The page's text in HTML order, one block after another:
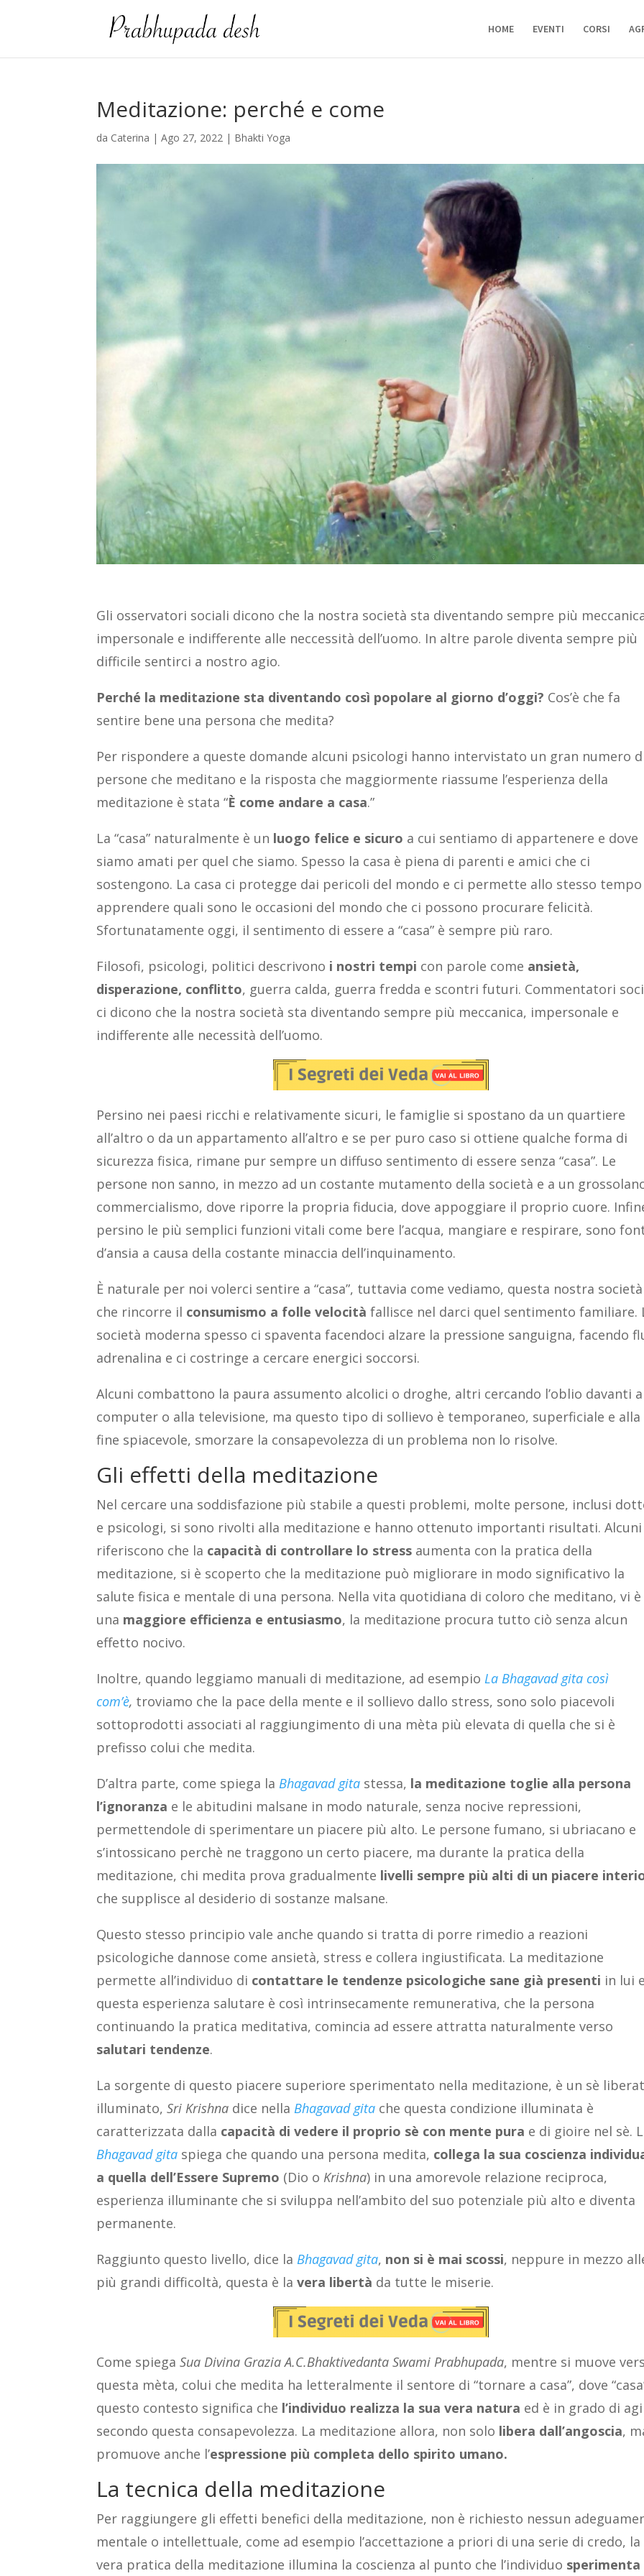
HOME EVENTI CORSI
Meditazione: perché e come
da Caterina |Ago 27, 2022 | Bhakti Yoga
Gli osservatori sociali dicono che la nostra società sta diventando sempre più
impersonale e indifferente alle neccessità dell’uomo. In altre parole diventa sempre più
difficile sentirci a nostro agio.
Perché la meditazione sta diventando così popolare al giorno d’oggi? Cos’è che fa
sentire bene una persona che medita?
Per rispondere a queste domande alcuni psicologi hanno intervistato un gran numero
persone che meditano e la risposta che maggiormente riassume l’esperienza della
meditazione è stata “È come andare a casa.”
La “casa” naturalmente è un luogo felice e sicuro a cui sentiamo di appartenere e dove
siamo amati per quel che siamo. Spesso la casa è piena di parenti e amici che ci
sostengono. La casa ci protegge dai pericoli del mondo e ci permette allo stesso
apprendere quali sono le occasioni del mondo che ci possono procurare felicità.
Sfortunatamente oggi, il sentimento di essere a “casa” è sempre più raro.
Filosofi, psicologi, politici descrivono i nostri tempi con parole come ansietà,
disperazione, conflitto, guerra calda, guerra fredda e scontri futuri. Commentatori
ci dicono che la nostra società sta diventando sempre più meccanica, impersonale e
indifferente alle necessità dell’uomo.
Persino nei paesi ricchi e relativamente sicuri, le famiglie si spostano da un quartiere
all’altro o da un appartamento all’altro e se per puro caso si ottiene qualche forma di
sicurezza fisica, rimane pur sempre un diffuso sentimento di essere senza “casa”. Le
persone non sanno, in mezzo ad un costante mutamento della società e a un
commercialismo, dove riporre la propria fiducia, dove appoggiare il proprio cuore.
persino le più semplici funzioni vitali come bere l’acqua, mangiare e respirare, sono
d’ansia a causa della costante minaccia dell’inquinamento.
È naturale per noi volerci sentire a “casa”, tuttavia come vediamo, questa nostra società
che rincorre il consumismo a folle velocità fallisce nel darci quel sentimento familiare.
società moderna spesso ci spaventa facendoci alzare la pressione sanguigna, facendo
adrenalina e ci costringe a cercare energici soccorsi.
Alcuni combattono la paura assumento alcolici o droghe, altri cercando l’oblio davanti
computer o alla televisione, ma questo tipo di sollievo è temporaneo, superficiale e alla
fine spiacevole, smorzare la consapevolezza di un problema non lo risolve.
Gli effetti della meditazione
Nel cercare una soddisfazione più stabile a questi problemi, molte persone, inclusi
e psicologi, si sono rivolti alla meditazione e hanno ottenuto importanti risultati. Alcuni
riferiscono che la capacità di controllare lo stress aumenta con la pratica della
meditazione, si è scoperto che la meditazione può migliorare in modo significativo la
salute fisica e mentale di una persona. Nella vita quotidiana di coloro che meditano, vi è
una maggiore efficienza e entusiasmo, la meditazione procura tutto ciò senza alcun
effetto nocivo.
Inoltre, quando leggiamo manuali di meditazione, ad esempioLa Bhagavad gita così
com’è, troviamo che la pace della mente e il sollievo dallo stress, sono solo piacevoli
sottoprodotti associati al raggiungimento di una mèta più elevata di quella che si è
prefisso colui che medita.
D’altra parte, come spiega laBhagavad gita stessa, la meditazione toglie alla persona
l’ignoranza e le abitudini malsane in modo naturale, senza nocive repressioni,
permettendole di sperimentare un piacere più alto. Le persone fumano, si ubriacano e
s’intossicano perchè ne traggono un certo piacere, ma durante la pratica della
meditazione, chi medita prova gradualmente livelli sempre più alti di un piacere
che supplisce al desiderio di sostanze malsane.
Questo stesso principio vale anche quando si tratta di porre rimedio a reazioni
psicologiche dannose come ansietà, stress e collera ingiustificata. La meditazione
permette all’individuo di contattare le tendenze psicologiche sane già presenti in lui
questa esperienza salutare è così intrinsecamente remunerativa, che la persona
continuando la pratica meditativa, comincia ad essere attratta naturalmente verso
salutari tendenze.
La sorgente di questo piacere superiore sperimentato nella meditazione, è un sè
illuminato,Sri Krishna dice nellaBhagavad gita che questa condizione illuminata è
caratterizzata dalla capacità di vedere il proprio sè con mente pura e di gioire nel sè.
Bhagavad gita spiega che quando una persona medita, collega la sua coscienza
a quella dell’Essere Supremo (Dio o Krishna) in una amorevole relazione reciproca,
esperienza illuminante che si sviluppa nell’ambito del suo potenziale più alto e diventa
permanente.
Raggiunto questo livello, dice laBhagavad gita, non si è mai scossi, neppure in mezzo
più grandi difficoltà, questa è lavera libertà da tutte le miserie.
Come spiegaSua Divina Grazia A.C.Bhaktivedanta Swami Prabhupada, mentre si muove
questa mèta, colui che medita ha letteralmente il sentore di “tornare a casa”, dove
questo contesto significa che l’individuo realizza la sua vera natura ed è in grado di
secondo questa consapevolezza. La meditazione allora, non solo libera dall’angoscia,
promuove anche l’espressione più completa dello spirito umano.
La tecnica della meditazione
Per raggiungere gli effetti benefici della meditazione, non è richiesto nessun
mentale o intellettuale, come ad esempio l’accettazione a priori di una serie di credo, la
vera pratica della meditazione illumina la coscienza al punto che l’individuo sperimenta